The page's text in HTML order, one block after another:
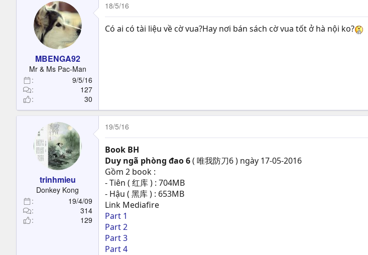
MBENGA92
Mr & Ms Pac-Man
9/5/16
127
30
18/5/16
Có ai có tài liệu về cờ vua?Hay nơi bán sách cờ vua tốt ở hà nội ko?
trinhmieu
Donkey Kong
19/4/09
314
129
19/5/16
Book BH
Duy ngã phòng đao 6( 唯我防刀6 ) ngày 17-05-2016
Gồm 2 book :
- Tiên ( 红库 ) : 704MB
- Hậu ( 黑库 ) : 653MB
Link Mediafire
Part 1
Part 2
Part 3
Part 4